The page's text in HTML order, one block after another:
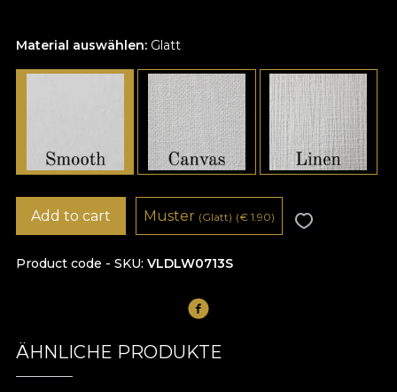
Material auswählen: Glatt
Product code - SKU VLDLW0713S
Add to cart Muster (Glatt) (€ 1.90)
ÄHNLICHE PRODUKTE